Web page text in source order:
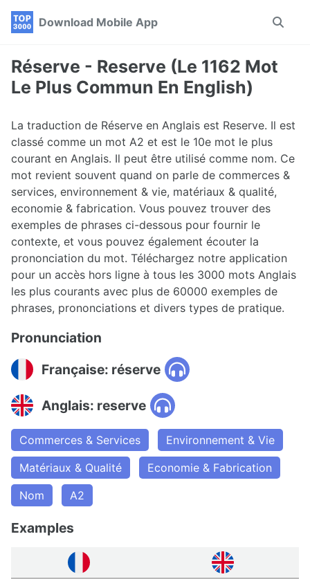
Skip
navigation
Skip
Skip
Download Mobile App
Toggle
Réserve - Reserve (Le 1162 Mot
Le Plus Commun En English)
La traduction de Réserve en Anglais est Reserve. Il est
classé comme un mot A2 et est le 10e mot le plus
courant en Anglais. Il peut être utilisé comme nom. Ce
mot revient souvent quand on parle de commerces &
services, environnement & vie, matériaux & qualité,
economie & fabrication. Vous pouvez trouver des
exemples de phrases ci-dessous pour fournir le
contexte, et vous pouvez également écouter la
prononciation du mot. Téléchargez notre application
pour un accès hors ligne à tous les 3000 mots Anglais
les plus courants avec plus de 60000 exemples de
phrases, prononciations et divers types de pratique.
Pronunciation
Française: réserve
Anglais: reserve
Commerces & Services
Environnement & Vie
Matériaux & Qualité
Economie & Fabrication
Nom
A2
Examples